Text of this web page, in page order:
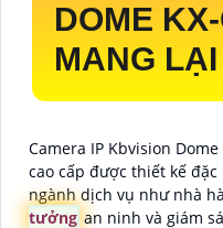
DOME
MANG
Camera IP Kbvision Dome
cao cấp được thiết kế
ngành dịch vụ như nhà
tưởng an ninh và giám